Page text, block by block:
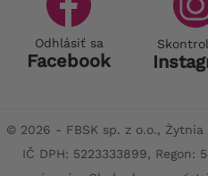
Odhlásiť sa
Facebook
© 2026 - FBSK sp. z o.o., Żytnia
IČ DPH: 5223333899, Regon: